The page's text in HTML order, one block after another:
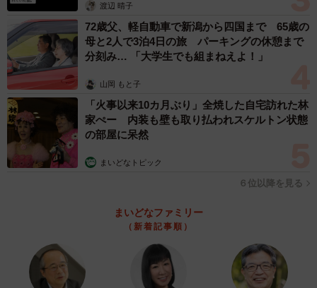
渡辺 晴子
72歳父、軽自動車で新潟から四国まで 65歳の
母と2人で3泊4日の旅 パーキングの休憩まで
分刻み… 「大学生でも組まねえよ！」
山岡 もと子
「火事以来10カ月ぶり」全焼した自宅訪れた林
家ぺー 内装も壁も取り払われスケルトン状態
の部屋に呆然
まいどなトピック
６位以降を見る
まいどなファミリー
（新着記事順）